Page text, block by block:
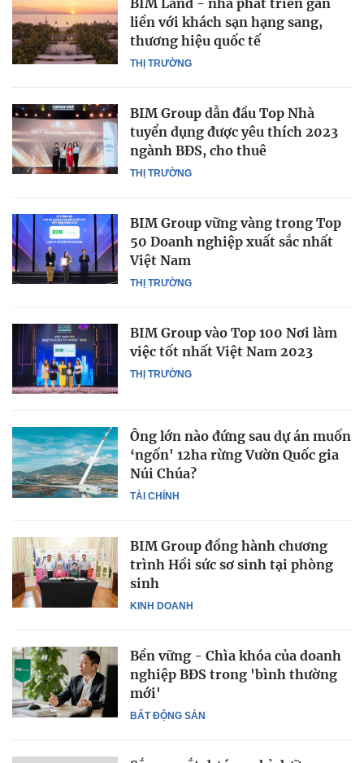
THỊ TRƯỜNG
liền với khách sạn hạng sang,
thương hiệu quốc tế
THỊ TRƯỜNG
BIM Group dẫn đầu Top Nhà
tuyển dụng được yêu thích 2023
ngành BĐS, cho thuê
THỊ TRƯỜNG
BIM Group vững vàng trong Top
50 Doanh nghiệp xuất sắc nhất
Việt Nam
THỊ TRƯỜNG
BIM Group vào Top 100 Nơi làm
việc tốt nhất Việt Nam 2023
TÀI CHÍNH
Ông lớn nào đứng sau dự án muốn
‘ngốn' 12ha rừng Vườn Quốc gia
Núi Chúa?
KINH DOANH
BIM Group đồng hành chương
trình Hồi sức sơ sinh tại phòng
sinh
BẤT ĐỘNG SẢN
Bền vững - Chìa khóa của doanh
nghiệp BĐS trong 'bình thường
mới'